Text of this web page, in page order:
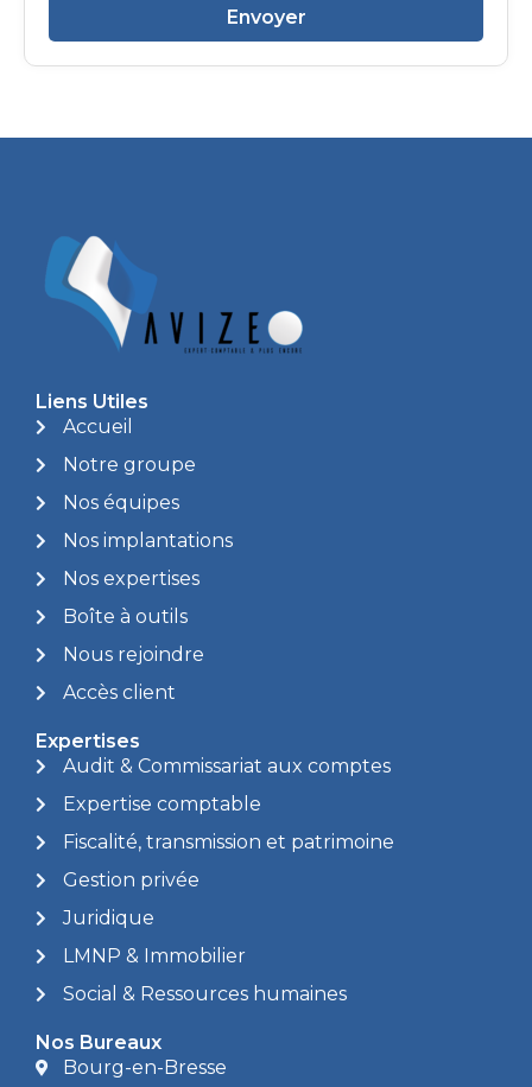
Envoyer
Liens Utiles
Accueil
Notre groupe
Nos équipes
Nos implantations
Nos expertises
Boîte à outils
Nous rejoindre
Accès client
Expertises
Audit & Commissariat aux comptes
Expertise comptable
Fiscalité, transmission et patrimoine
Gestion privée
Juridique
LMNP & Immobilier
Social & Ressources humaines
Nos Bureaux
Bourg-en-Bresse